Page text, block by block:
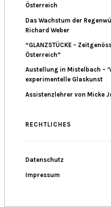
Österreich
Das Wachstum der
Richard Weber
“GLANZSTÜCKE –
Österreich”
Austellung in Mistelbach –
experimentelle Glaskunst
Assistenzlehrer von Micke
RECHTLICHES
Datenschutz
Impressum